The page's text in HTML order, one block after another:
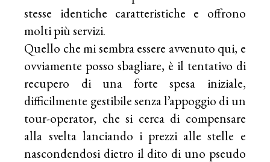
stesse identiche caratteristiche e offrono
molti più servizi.
Quello che mi sembra essere avvenuto qui, e
ovviamente posso sbagliare, è il tentativo di
recupero di una forte spesa iniziale,
difficilmente gestibile senza l’appoggio di un
tour-operator, che si cerca di compensare
alla svelta lanciando i prezzi alle stelle e
nascondendosi dietro il dito di uno pseudo